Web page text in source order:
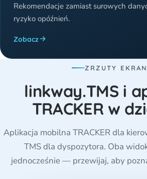
Rekomendacje zamiast surowych
ryzyko opóźnień.
Zobacz
ZRZUTY
linkway.TMS i
TRACKER w
Aplikacja mobilna TRACKER dla
TMS dla dyspozytora. Oba
jednocześnie — przewijaj, aby